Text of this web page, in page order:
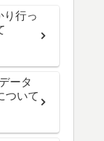
行っ
ータ
ついて